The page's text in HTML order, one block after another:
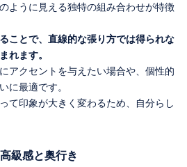
ように見える独特の組み合わせが特徴
ことで、直線的な張り方では得られな
れます。
アクセントを与えたい場合や、個性的
に最適です。
て印象が大きく変わるため、自分らし
級感と奥行き